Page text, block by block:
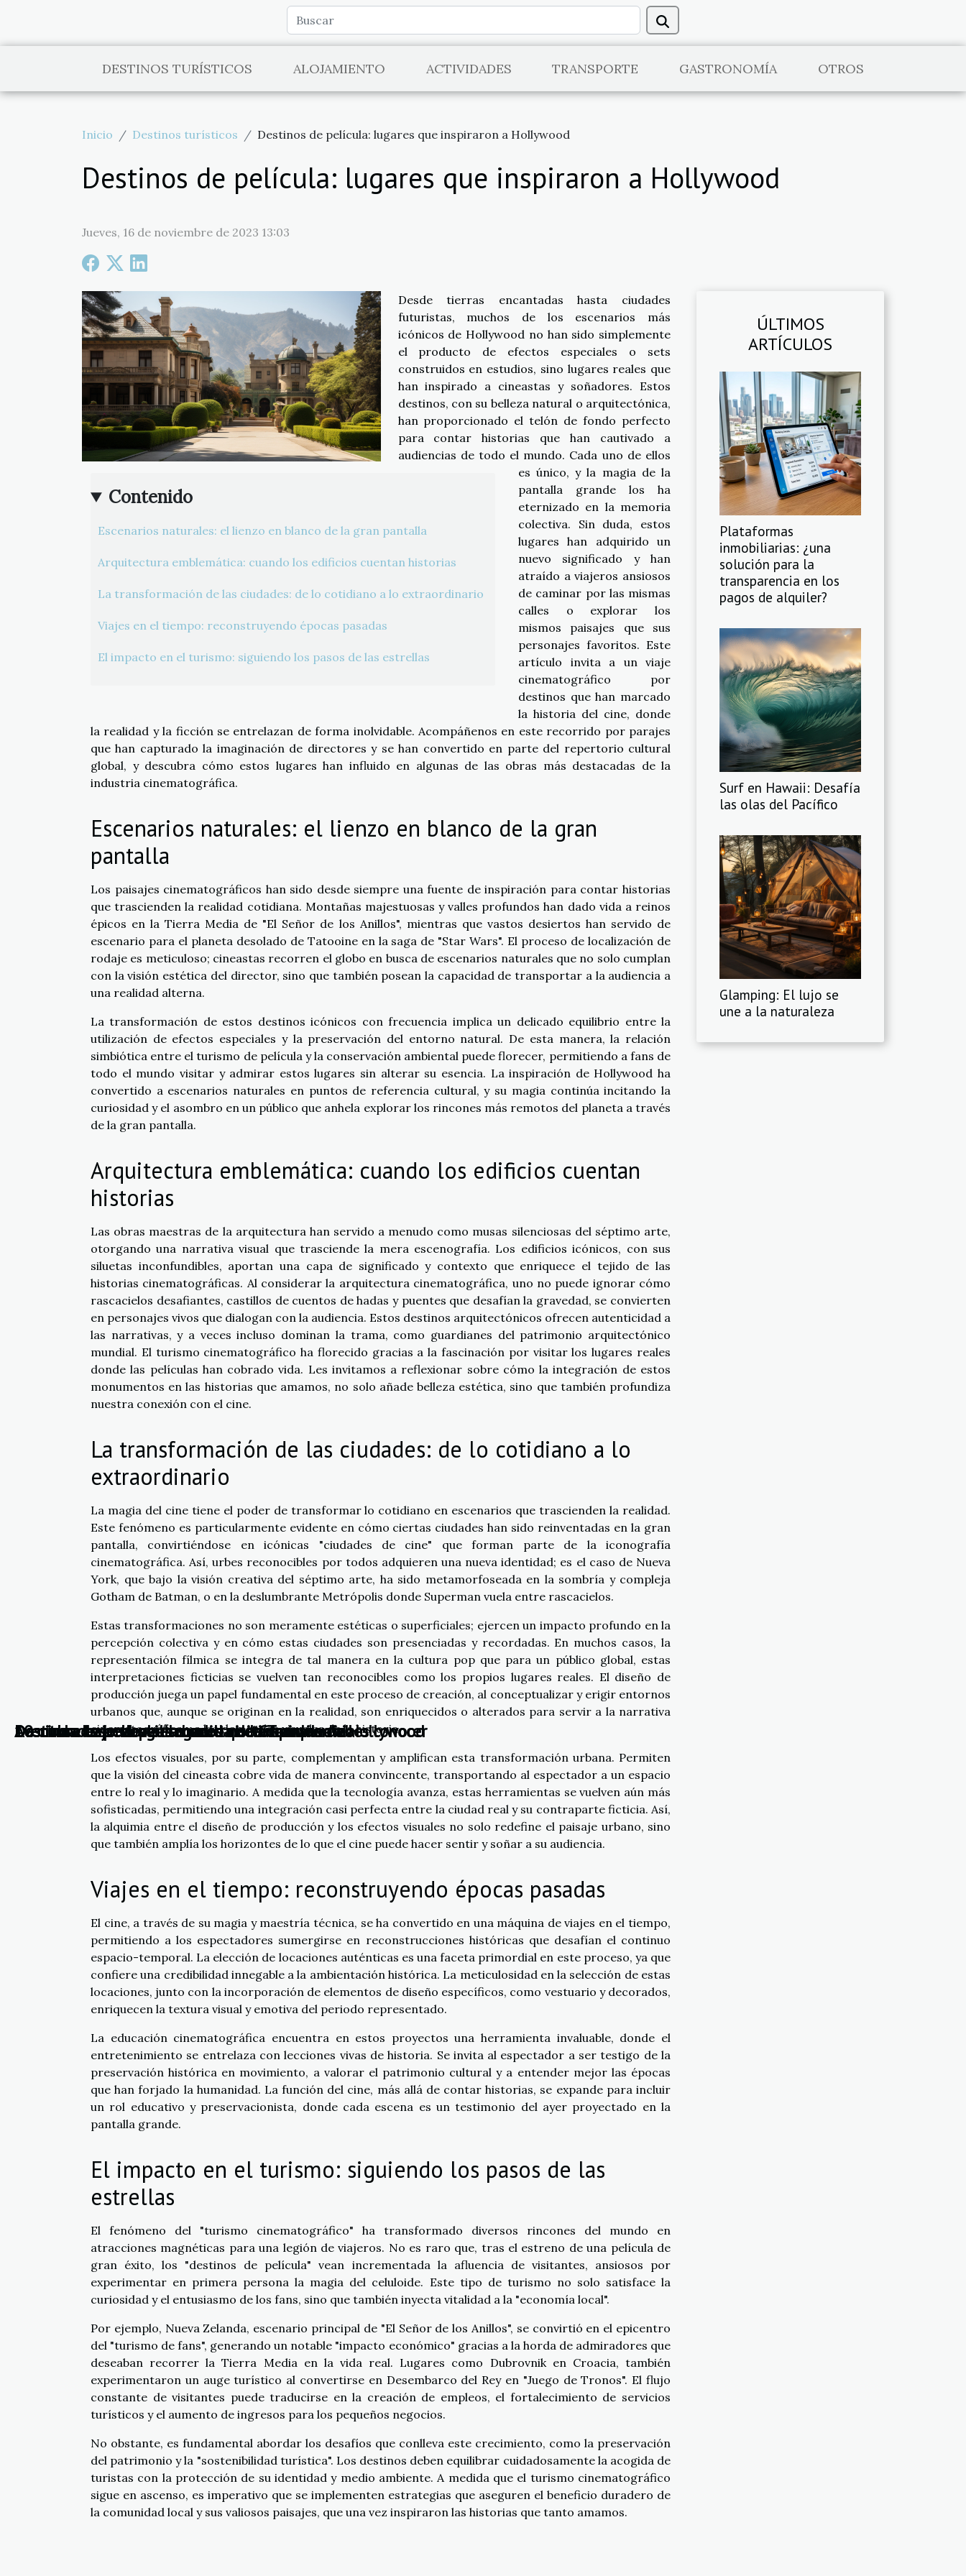
DESTINOS TURÍSTICOS ALOJAMIENTO ACTIVIDADES TRANSPORTE GASTRONOMÍA OTROS
Inicio Destinos turísticos Destinos de película: lugares que inspiraron a Hollywood
Destinos de película: lugares que inspiraron a Hollywood
Jueves, 16 de noviembre de 2023 13:03
Contenido
Escenarios naturales: el lienzo en blanco de la gran pantalla
Arquitectura emblemática: cuando los edificios cuentan historias
La transformación de las ciudades: de lo cotidiano a lo extraordinario
Viajes en el tiempo: reconstruyendo épocas pasadas
El impacto en el turismo: siguiendo los pasos de las estrellas
Desde tierras encantadas hasta ciudades
futuristas, muchos de los escenarios más
icónicos de Hollywood no han sido simplemente
el producto de efectos especiales o sets
construidos en estudios, sino lugares reales que
han inspirado a cineastas y soñadores. Estos
destinos, con su belleza natural o arquitectónica,
han proporcionado el telón de fondo perfecto
para contar historias que han cautivado a
audiencias de todo el mundo. Cada uno de ellos
es único, y la magia de la
pantalla grande los ha
eternizado en la memoria
colectiva. Sin duda, estos
lugares han adquirido un
nuevo significado y han
atraído a viajeros ansiosos
de caminar por las mismas
calles o explorar los
mismos paisajes que sus
personajes favoritos. Este
artículo invita a un viaje
cinematográfico por
destinos que han marcado
la historia del cine, donde
la realidad y la ficción se entrelazan de forma inolvidable. Acompáñenos en este recorrido por parajes
que han capturado la imaginación de directores y se han convertido en parte del repertorio cultural
global, y descubra cómo estos lugares han influido en algunas de las obras más destacadas de la
industria cinematográfica.
Escenarios naturales: el lienzo en blanco de la gran
pantalla
Los paisajes cinematográficos han sido desde siempre una fuente de inspiración para contar historias
que trascienden la realidad cotidiana. Montañas majestuosas y valles profundos han dado vida a reinos
épicos en la Tierra Media de "El Señor de los Anillos", mientras que vastos desiertos han servido de
escenario para el planeta desolado de Tatooine en la saga de "Star Wars". El proceso de localización de
rodaje es meticuloso; cineastas recorren el globo en busca de escenarios naturales que no solo cumplan
con la visión estética del director, sino que también posean la capacidad de transportar a la audiencia a
una realidad alterna.
La transformación de estos destinos icónicos con frecuencia implica un delicado equilibrio entre la
utilización de efectos especiales y la preservación del entorno natural. De esta manera, la relación
simbiótica entre el turismo de película y la conservación ambiental puede florecer, permitiendo a fans de
todo el mundo visitar y admirar estos lugares sin alterar su esencia. La inspiración de Hollywood ha
convertido a escenarios naturales en puntos de referencia cultural, y su magia continúa incitando la
curiosidad y el asombro en un público que anhela explorar los rincones más remotos del planeta a través
de la gran pantalla.
Arquitectura emblemática: cuando los edificios cuentan
historias
Las obras maestras de la arquitectura han servido a menudo como musas silenciosas del séptimo arte,
otorgando una narrativa visual que trasciende la mera escenografía. Los edificios icónicos, con sus
siluetas inconfundibles, aportan una capa de significado y contexto que enriquece el tejido de las
historias cinematográficas. Al considerar la arquitectura cinematográfica, uno no puede ignorar cómo
rascacielos desafiantes, castillos de cuentos de hadas y puentes que desafían la gravedad, se convierten
en personajes vivos que dialogan con la audiencia. Estos destinos arquitectónicos ofrecen autenticidad a
las narrativas, y a veces incluso dominan la trama, como guardianes del patrimonio arquitectónico
mundial. El turismo cinematográfico ha florecido gracias a la fascinación por visitar los lugares reales
donde las películas han cobrado vida. Les invitamos a reflexionar sobre cómo la integración de estos
monumentos en las historias que amamos, no solo añade belleza estética, sino que también profundiza
nuestra conexión con el cine.
La transformación de las ciudades: de lo cotidiano a lo
extraordinario
La magia del cine tiene el poder de transformar lo cotidiano en escenarios que trascienden la realidad.
Este fenómeno es particularmente evidente en cómo ciertas ciudades han sido reinventadas en la gran
pantalla, convirtiéndose en icónicas "ciudades de cine" que forman parte de la iconografía
cinematográfica. Así, urbes reconocibles por todos adquieren una nueva identidad; es el caso de Nueva
York, que bajo la visión creativa del séptimo arte, ha sido metamorfoseada en la sombría y compleja
Gotham de Batman, o en la deslumbrante Metrópolis donde Superman vuela entre rascacielos.
Estas transformaciones no son meramente estéticas o superficiales; ejercen un impacto profundo en la
percepción colectiva y en cómo estas ciudades son presenciadas y recordadas. En muchos casos, la
representación fílmica se integra de tal manera en la cultura pop que para un público global, estas
interpretaciones ficticias se vuelven tan reconocibles como los propios lugares reales. El diseño de
producción juega un papel fundamental en este proceso de creación, al conceptualizar y erigir entornos
urbanos que, aunque se originan en la realidad, son enriquecidos o alterados para servir a la narrativa
cinematográfica y a las demandas visuales de la historia.
Los efectos visuales, por su parte, complementan y amplifican esta transformación urbana. Permiten
que la visión del cineasta cobre vida de manera convincente, transportando al espectador a un espacio
entre lo real y lo imaginario. A medida que la tecnología avanza, estas herramientas se vuelven aún más
sofisticadas, permitiendo una integración casi perfecta entre la ciudad real y su contraparte ficticia. Así,
la alquimia entre el diseño de producción y los efectos visuales no solo redefine el paisaje urbano, sino
que también amplía los horizontes de lo que el cine puede hacer sentir y soñar a su audiencia.
Viajes en el tiempo: reconstruyendo épocas pasadas
El cine, a través de su magia y maestría técnica, se ha convertido en una máquina de viajes en el tiempo,
permitiendo a los espectadores sumergirse en reconstrucciones históricas que desafían el continuo
espacio-temporal. La elección de locaciones auténticas es una faceta primordial en este proceso, ya que
confiere una credibilidad innegable a la ambientación histórica. La meticulosidad en la selección de estas
locaciones, junto con la incorporación de elementos de diseño específicos, como vestuario y decorados,
enriquecen la textura visual y emotiva del periodo representado.
La educación cinematográfica encuentra en estos proyectos una herramienta invaluable, donde el
entretenimiento se entrelaza con lecciones vivas de historia. Se invita al espectador a ser testigo de la
preservación histórica en movimiento, a valorar el patrimonio cultural y a entender mejor las épocas
que han forjado la humanidad. La función del cine, más allá de contar historias, se expande para incluir
un rol educativo y preservacionista, donde cada escena es un testimonio del ayer proyectado en la
pantalla grande.
El impacto en el turismo: siguiendo los pasos de las
estrellas
El fenómeno del "turismo cinematográfico" ha transformado diversos rincones del mundo en
atracciones magnéticas para una legión de viajeros. No es raro que, tras el estreno de una película de
gran éxito, los "destinos de película" vean incrementada la afluencia de visitantes, ansiosos por
experimentar en primera persona la magia del celuloide. Este tipo de turismo no solo satisface la
curiosidad y el entusiasmo de los fans, sino que también inyecta vitalidad a la "economía local".
Por ejemplo, Nueva Zelanda, escenario principal de "El Señor de los Anillos", se convirtió en el epicentro
del "turismo de fans", generando un notable "impacto económico" gracias a la horda de admiradores que
deseaban recorrer la Tierra Media en la vida real. Lugares como Dubrovnik en Croacia, también
experimentaron un auge turístico al convertirse en Desembarco del Rey en "Juego de Tronos". El flujo
constante de visitantes puede traducirse en la creación de empleos, el fortalecimiento de servicios
turísticos y el aumento de ingresos para los pequeños negocios.
No obstante, es fundamental abordar los desafíos que conlleva este crecimiento, como la preservación
del patrimonio y la "sostenibilidad turística". Los destinos deben equilibrar cuidadosamente la acogida de
turistas con la protección de su identidad y medio ambiente. A medida que el turismo cinematográfico
sigue en ascenso, es imperativo que se implementen estrategias que aseguren el beneficio duradero de
la comunidad local y sus valiosos paisajes, que una vez inspiraron las historias que tanto amamos.
ÚLTIMOS
ARTÍCULOS
Plataformas
inmobiliarias: ¿una
solución para la
transparencia en los
pagos de alquiler?
Surf en Hawaii: Desafía
las olas del Pacífico
Glamping: El lujo se
une a la naturaleza
Descubre las maravillas ocultas de Transilvania
10 ciudades europeas menos visitadas que debes conocer
Descubra la belleza escondida de Groenlandia
Destinos de película: lugares que inspiraron a Hollywood
Aventura bajo el agua: buceo nocturno